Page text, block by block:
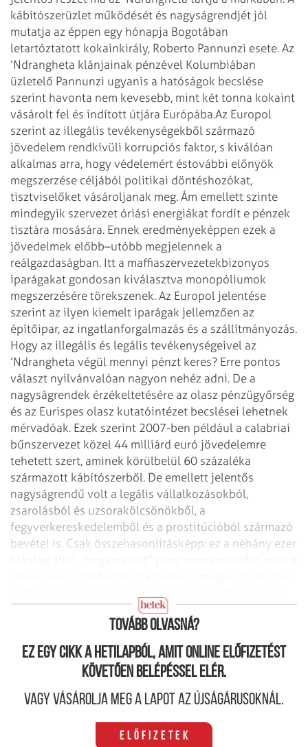
kábítószerüzlet működését és nagyságrendjét jól
mutatja az éppen egy hónapja Bogotában
letartóztatott kokainkirály, Roberto Pannunzi esete. Az
’Ndrangheta klánjainak pénzével Kolumbiában
üzletelő Pannunzi ugyanis a hatóságok becslése
szerint havonta nem kevesebb, mint két tonna kokaint
vásárolt fel és indított útjára Európába.Az Europol
szerint az illegális tevékenységekből származó
jövedelem rendkívüli korrupciós faktor, s kiválóan
alkalmas arra, hogy védelemért éstovábbi előnyök
megszerzése céljából politikai döntéshozókat,
tisztviselőket vásároljanak meg. Ám emellett szinte
mindegyik szervezet óriási energiákat fordít e pénzek
tisztára mosására. Ennek eredményeképpen ezek a
jövedelmek előbb–utóbb megjelennek a
reálgazdaságban. Itt a maffiaszervezetekbizonyos
iparágakat gondosan kiválasztva monopóliumok
megszerzésére törekszenek. Az Europol jelentése
szerint az ilyen kiemelt iparágak jellemzően az
építőipar, az ingatlanforgalmazás és a szállítmányozás.
Hogy az illegális és legális tevékenységeivel az
’Ndrangheta végül mennyi pénzt keres? Erre pontos
választ nyilvánvalóan nagyon nehéz adni. De a
nagyságrendek érzékeltetésére az olasz pénzügyőrség
és az Eurispes olasz kutatóintézet becslései lehetnek
mérvadóak. Ezek szerint 2007-ben például a calabriai
bűnszervezet közel 44 milliárd euró jövedelemre
tehetett szert, aminek körülbelül 60 százaléka
származott kábítószerből. De emellett jelentős
nagyságrendű volt a legális vállalkozásokból,
zsarolásból és uzsorakölcsönökből, a
fegyverkereskedelemből és a prostitúcióból származó
bevétel is. Csak összehasonlításképp: ez a néhány ezer
miért aggódnia.
Tovább olvasná?
Ez egy cikk a hetilapból, amit online előfizetést
követően belépéssel elér.
Vagy vásárolja meg a lapot az újságárusoknál.
Előfizetek